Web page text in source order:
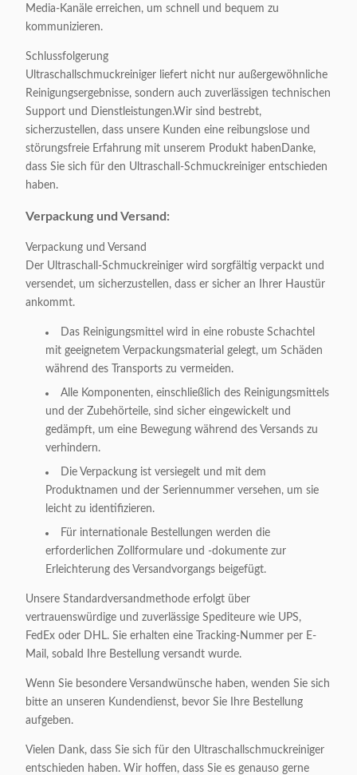
Media-Kanäle erreichen, um schnell und bequem zu
kommunizieren.
Schlussfolgerung
Ultraschallschmuckreiniger liefert nicht nur außergewöhnliche
Reinigungsergebnisse, sondern auch zuverlässigen technischen
Support und Dienstleistungen.Wir sind bestrebt,
sicherzustellen, dass unsere Kunden eine reibungslose und
störungsfreie Erfahrung mit unserem Produkt habenDanke,
dass Sie sich für den Ultraschall-Schmuckreiniger entschieden
haben.
Verpackung und Versand:
Verpackung und Versand
Der Ultraschall-Schmuckreiniger wird sorgfältig verpackt und
versendet, um sicherzustellen, dass er sicher an Ihrer Haustür
ankommt.
Das Reinigungsmittel wird in eine robuste Schachtel
mit geeignetem Verpackungsmaterial gelegt, um Schäden
während des Transports zu vermeiden.
Alle Komponenten, einschließlich des Reinigungsmittels
und der Zubehörteile, sind sicher eingewickelt und
gedämpft, um eine Bewegung während des Versands zu
verhindern.
Die Verpackung ist versiegelt und mit dem
Produktnamen und der Seriennummer versehen, um sie
leicht zu identifizieren.
Für internationale Bestellungen werden die
erforderlichen Zollformulare und -dokumente zur
Erleichterung des Versandvorgangs beigefügt.
Unsere Standardversandmethode erfolgt über
vertrauenswürdige und zuverlässige Spediteure wie UPS,
FedEx oder DHL. Sie erhalten eine Tracking-Nummer per E-
Mail, sobald Ihre Bestellung versandt wurde.
Wenn Sie besondere Versandwünsche haben, wenden Sie sich
bitte an unseren Kundendienst, bevor Sie Ihre Bestellung
aufgeben.
Vielen Dank, dass Sie sich für den Ultraschallschmuckreiniger
entschieden haben. Wir hoffen, dass Sie es genauso gerne